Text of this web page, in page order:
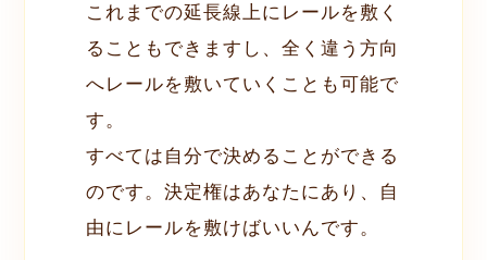
これまでの延長線上にレールを敷く
ることもできますし、全く違う方向
へレールを敷いていくことも可能で
す。
すべては自分で決めることができる
のです。決定権はあなたにあり、自
由にレールを敷けばいいんです。